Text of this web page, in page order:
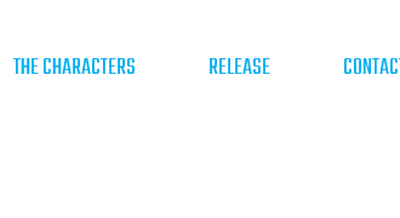
THE CHARACTERS RELEASE